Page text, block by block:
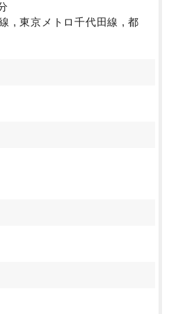
, 東京メトロ千代田線 , 都